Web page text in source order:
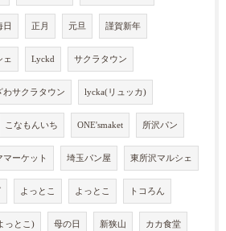
日 正月 元旦 謹賀新年
ェ Lyckd サクラタウン
わサクラタウン lycka(リュッカ)
こなもんいち ONE'smaket 所沢パン
マーケット 埼玉パン屋 東所沢マルシェ
よっとこ よっとこ トコろん
っとこ) 母の日 新狭山 カカ食堂